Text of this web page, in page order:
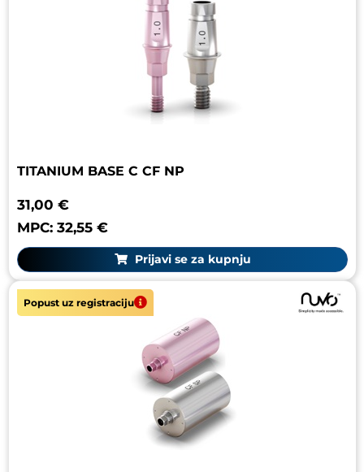
TITANIUM BASE C CF NP
31,00 €
MPC: 32,55 €
Prijavi se za kupnju
Popust uz registraciju